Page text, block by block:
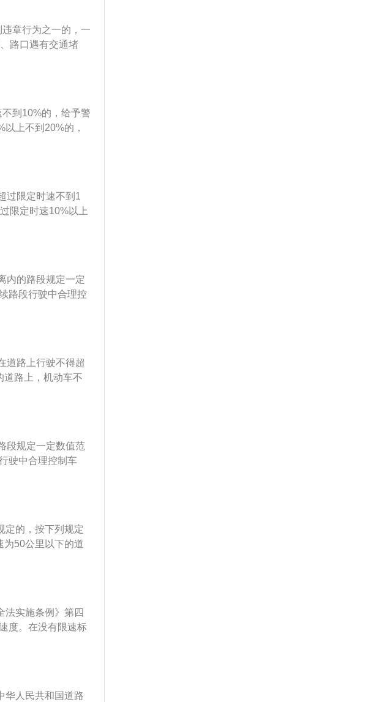
章行为之一的，一
路口遇有交通堵
驾驶转向器、制
到10%的，给予警
上不到20%的，
；超过限定时速5
以上不到20%的，
款；超过限定时速
过限定时速不到1
限定时速10%以上
，处100元罚款；
过限定时速10%以
的，处150元罚
限定时速70%的，
，时速超过限定时
不到50%的，处2
速超过限定时速1
到70%的，处1500
内的路段规定一定
路段行驶中合理控
是最重要的一环；
防范各种设备因超
限速、网络中的下
交通部门或社区单
、弯道半径、路口
、自然环境、相关
道路上行驶不得超
道路上，机动车不
为每小时30公里，
段规定一定数值范
驶中合理控制车
重要的一环；2、
路交通安全
体交通安全意识仍
照标准、以现实情
定的，按下列规定
为50公里以下的道
过限定时速20%以
以上80公里以下的
超过限定时速2
到70%的，处500
法实施条例》第四
度。在没有限速标
路中心线的道路，
《中华人民共和国
全法》制定，于20
华人民共和国道路